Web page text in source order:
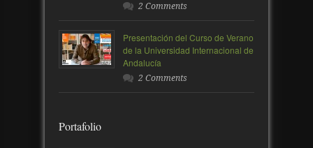
2 Comments
Presentación del Curso de Verano
de la Universidad Internacional de
Andalucía
2 Comments
Portafolio